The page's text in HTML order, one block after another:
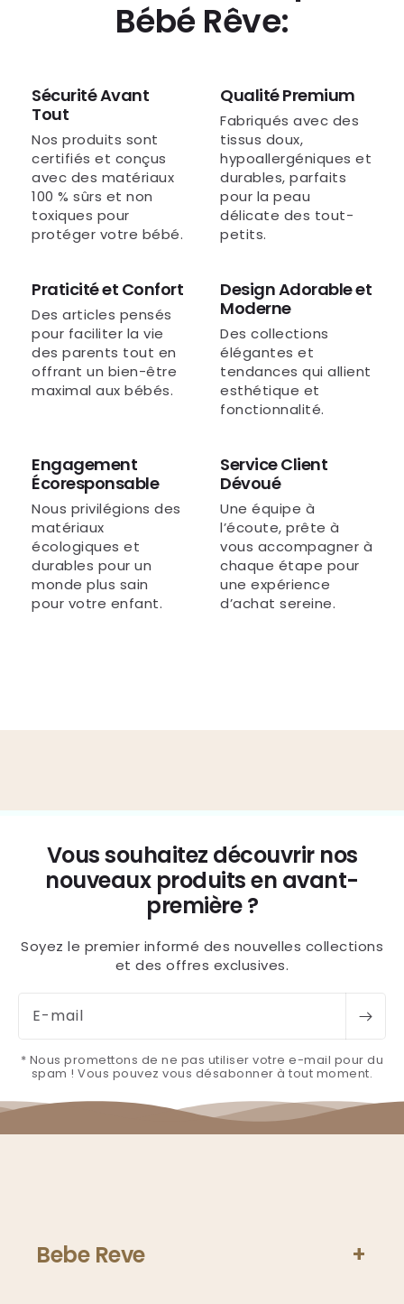
Bébé Rêve:
Sécurité Avant
Tout
Nos produits sont
certifiés et conçus
avec des matériaux
100 % sûrs et non
toxiques pour
protéger votre bébé.
Qualité Premium
Fabriqués avec des
tissus doux,
hypoallergéniques et
durables, parfaits
pour la peau
délicate des tout-
petits.
Praticité et Confort
Des articles pensés
pour faciliter la vie
des parents tout en
offrant un bien-être
maximal aux bébés.
Design Adorable et
Moderne
Des collections
élégantes et
tendances qui allient
esthétique et
fonctionnalité.
Engagement
Écoresponsable
Nous privilégions des
matériaux
écologiques et
durables pour un
monde plus sain
pour votre enfant.
Service Client
Dévoué
Une équipe à
l’écoute, prête à
vous accompagner à
chaque étape pour
une expérience
d’achat sereine.
Vous souhaitez découvrir nos
nouveaux produits en avant-
première ?
Soyez le premier informé des nouvelles collections
et des offres exclusives.
E-mail
* Nous promettons de ne pas utiliser votre e-mail pour du
spam ! Vous pouvez vous désabonner à tout moment.
Bebe Reve